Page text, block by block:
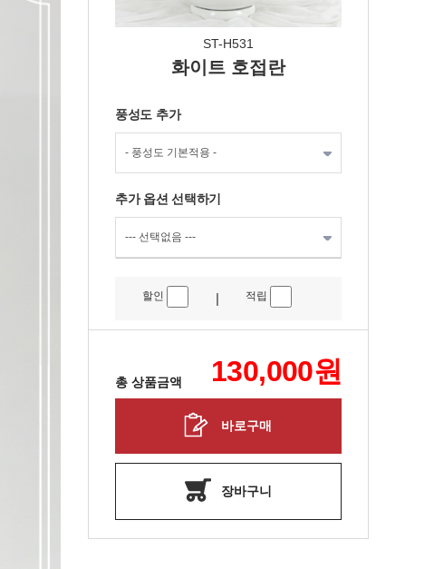
ST-H531
화이트 호접란
풍성도 추가
추가 옵션 선택하기
할인 | 적립
총 상품금액 130,000원
바로구매
장바구니